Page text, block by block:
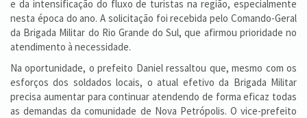
e da intensificação do fluxo de turistas na região, especialmente
nesta época do ano. A solicitação foi recebida pelo Comando-Geral
da Brigada Militar do Rio Grande do Sul, que afirmou prioridade no
atendimento à necessidade.
Na oportunidade, o prefeito Daniel ressaltou que, mesmo com os
esforços dos soldados locais, o atual efetivo da Brigada Militar
precisa aumentar para continuar atendendo de forma eficaz todas
as demandas da comunidade de Nova Petrópolis. O vice-prefeito